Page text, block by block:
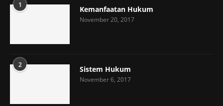
1 Kemanfaatan Hukum
November 20, 2017
2 Sistem Hukum
November 6, 2017